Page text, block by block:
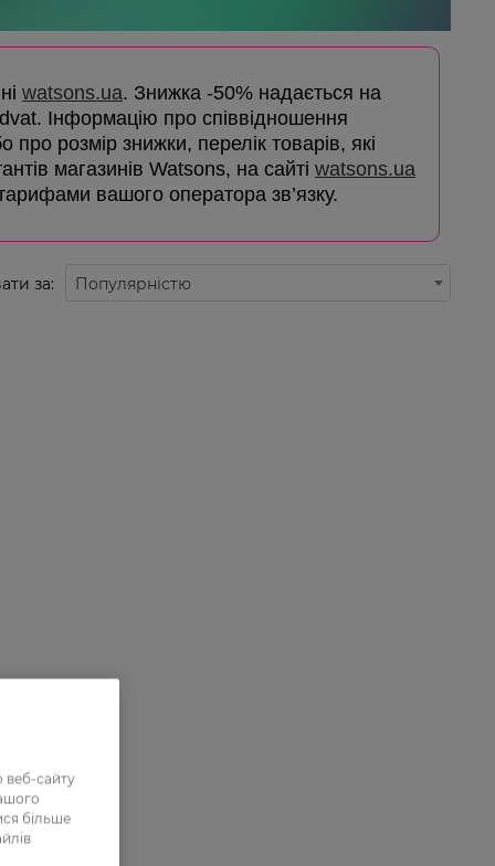
watsons.ua. Знижка -50% надається на
Інформацію про співвідношення
про розмір знижки, перелік товарів, які
магазинів Watsons, на сайті watsons.ua
вашого оператора зв’язку.
за: Популярністю
сайту
більше